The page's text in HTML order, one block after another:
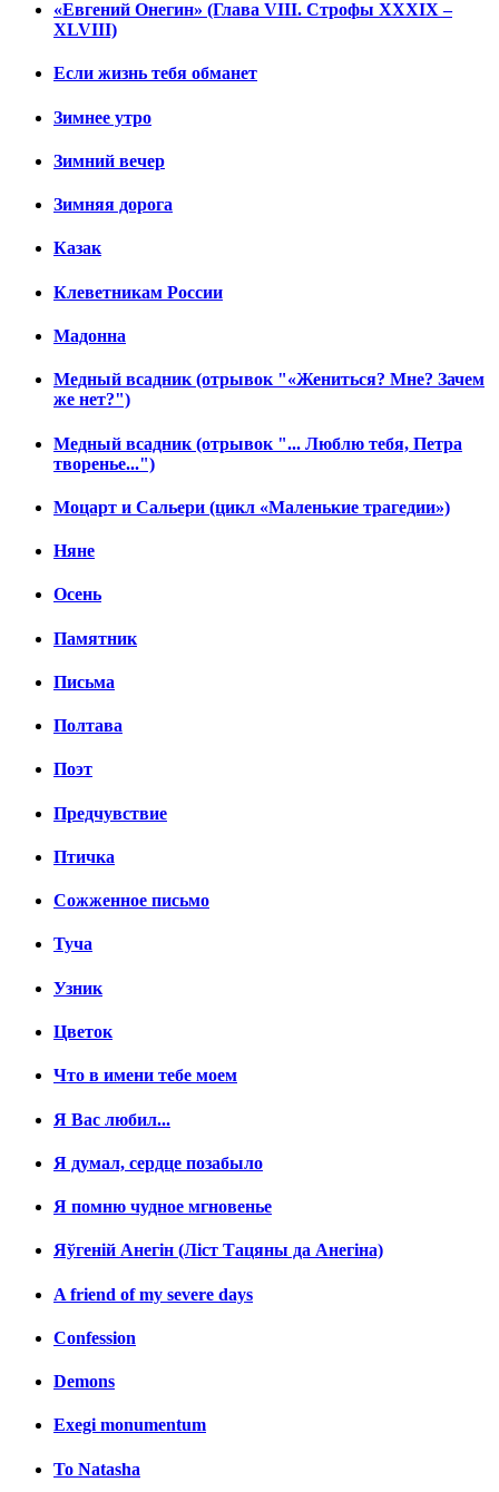
«Евгений Онегин» (Глава VIII. Строфы XXXIX –
XLVIII)
Если жизнь тебя обманет
Зимнее утро
Зимний вечер
Зимняя дорога
Казак
Клеветникам России
Мадонна
Медный всадник (отрывок "«Жениться? Мне? Зачем
же нет?")
Медный всадник (отрывок "... Люблю тебя, Петра
творенье...")
Моцарт и Сальери (цикл «Маленькие трагедии»)
Няне
Осень
Памятник
Письма
Полтава
Поэт
Предчувствие
Птичка
Сожженное письмо
Туча
Узник
Цветок
Что в имени тебе моем
Я Вас любил...
Я думал, сердце позабыло
Я помню чудное мгновенье
Яўгенiй Анегін (Лiст Тацяны да Анегiна)
A friend of my severe days
Confession
Demons
Exegi monumentum
To Natasha